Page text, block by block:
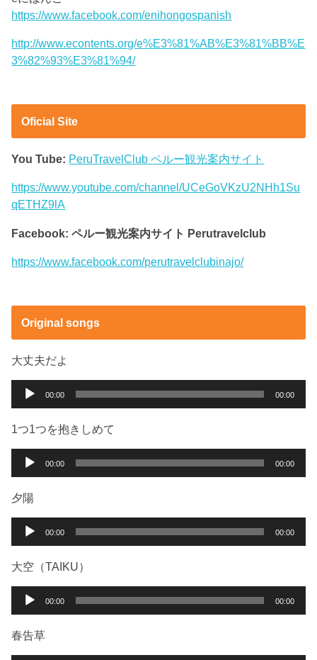
https://www.facebook.com/enihongospanish
http://www.econtents.org/e%E3%81%AB%E3%81%BB%E
3%82%93%E3%81%94/
Oficial Site
You Tube: PeruTravelClub ペルー観光案内サイト
https://www.youtube.com/channel/UCeGoVKzU2NHh1Su
qETHZ9lA
Facebook: ペルー観光案内サイト Perutravelclub
https://www.facebook.com/perutravelclubinajo/
Original songs
大丈夫だよ
プ
ー
00:00 00:00
1つ1つを抱きしめて
プ
ー
00:00 00:00
夕陽
プ
レ
ー
00:00 00:00
大空（TAIKU）
プ
レ
00:00 00:00
春告草